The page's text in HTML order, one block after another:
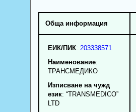
Обща информация
ЕИК/ПИК: 203338571
Наименование:
ТРАНСМЕДИКО
Изписване на чужд
език: “TRANSMEDICO”
LTD